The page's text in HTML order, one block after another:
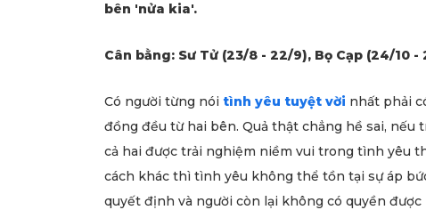
bên 'nửa kia'.
Cân bằng: Sư Tử (23/8 - 22/9), Bọ Cạp (24/10 -
Có người từng nói tình yêu tuyệt vời nhất phải
đồng đều từ hai bên. Quả thật chẳng hề sai,
cả hai được trải nghiệm niềm vui trong tình yêu
cách khác thì tình yêu không thể tồn tại sự áp
quyết định và người còn lại không có quyền được